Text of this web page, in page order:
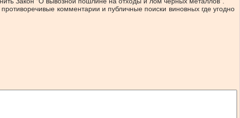
комментарии и публичные поиски виновных где угодно